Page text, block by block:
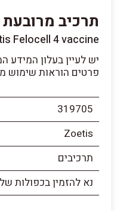
תרכיב מרובעת
Felocell 4 vaccine
יש לעיין בעלון המידע
פרטים הוראות שימוש
319705
Zoetis
תרכיבים
נא להזמין בכפולות של 25 מנות